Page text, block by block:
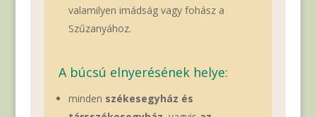
valamilyen imádság vagy fohász a
Szűzanyához.
A búcsú elnyerésének helye:
minden székesegyház és